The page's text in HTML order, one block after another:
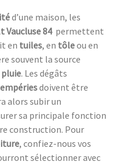
d’une maison, les
Vaucluse 84 permettent
en tuiles, en tôleou en
souvent la source
pluie. Les dégâts
doivent être
alors subir un
sa principale fonction
construction. Pour
, confiez-nous vos
sélectionner avec